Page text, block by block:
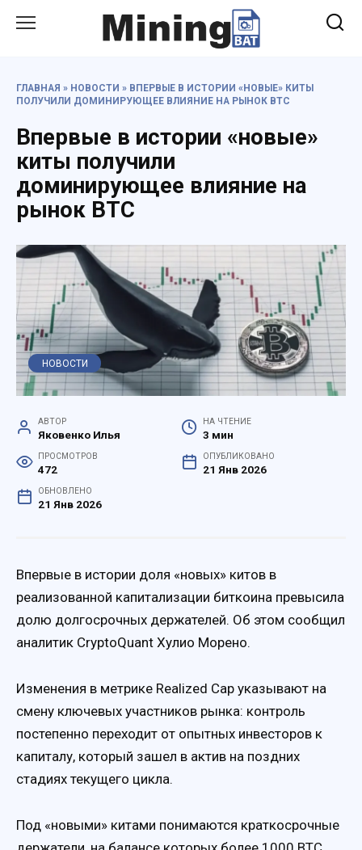
ГЛАВНАЯ » НОВОСТИ » ВПЕРВЫЕ В ИСТОРИИ «НОВЫЕ» КИТЫ
ПОЛУЧИЛИ ДОМИНИРУЮЩЕЕ ВЛИЯНИЕ НА РЫНОК BTC
Впервые в истории «новые»
киты получили
доминирующее влияние на
рынок BTC
НОВОСТИ
АВТОР
Яковенко Илья
НА ЧТЕНИЕ
3 мин
ПРОСМОТРОВ
472
ОПУБЛИКОВАНО
21 Янв 2026
ОБНОВЛЕНО
21 Янв 2026
Впервые в истории доля «новых» китов в
реализованной капитализации биткоина превысила
долю долгосрочных держателей. Об этом сообщил
аналитик CryptoQuant Хулио Морено.
Изменения в метрике Realized Cap указывают на
смену ключевых участников рынка: контроль
постепенно переходит от опытных инвесторов к
капиталу, который зашел в актив на поздних
стадиях текущего цикла.
Под «новыми» китами понимаются краткосрочные